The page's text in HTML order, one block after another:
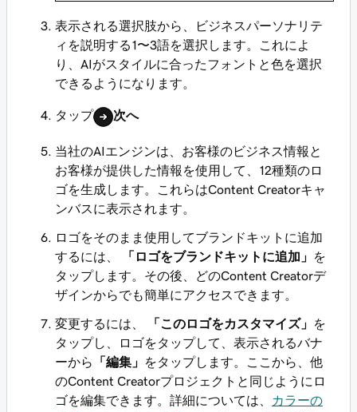
表示される選択肢から、ビジネスパーソナリテ
ィを説明する1〜3語を選択します。これによ
り、AIがスタイルに合ったフォントと色を選択
できるようになります。
タップ 次へ
当社のAIエンジンは、お客様のビジネス情報と
お客様が提供した情報を使用して、12種類のロ
ゴを生成します。これらはContent Creatorキャ
ンバスに表示されます。
ロゴをそのまま使用してブランドキットに追加
するには、
「ロゴをブランドキットに追加」
を
タップします。その後、どのContent Creatorデ
ザインからでも簡単にアクセスできます。
変更するには、 「このロゴをカスタマイズ」
を
タップし、ロゴをタップして、表示されるバナ
ーから
「編集」
をタップします。ここから、他
のContent Creatorプロジェクトと同じようにロ
ゴを編集できます。詳細については、
カラーの